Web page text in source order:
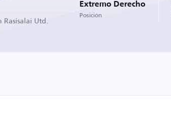
Utd.
Extremo Derecho
Posición